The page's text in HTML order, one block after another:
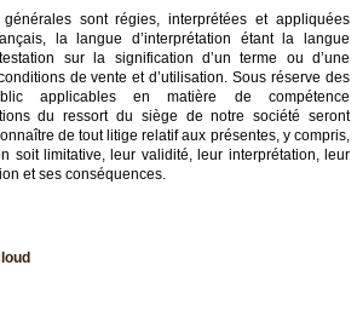
sont régies, interprétées et appliquées
la langue d’interprétation étant la langue
sur la signification d’un terme ou d’une
de vente et d’utilisation. Sous réserve des
applicables en matière de compétence
du ressort du siège de notre société seront
de tout litige relatif aux présentes, y compris,
soit limitative, leur validité, leur interprétation, leur
et ses conséquences.